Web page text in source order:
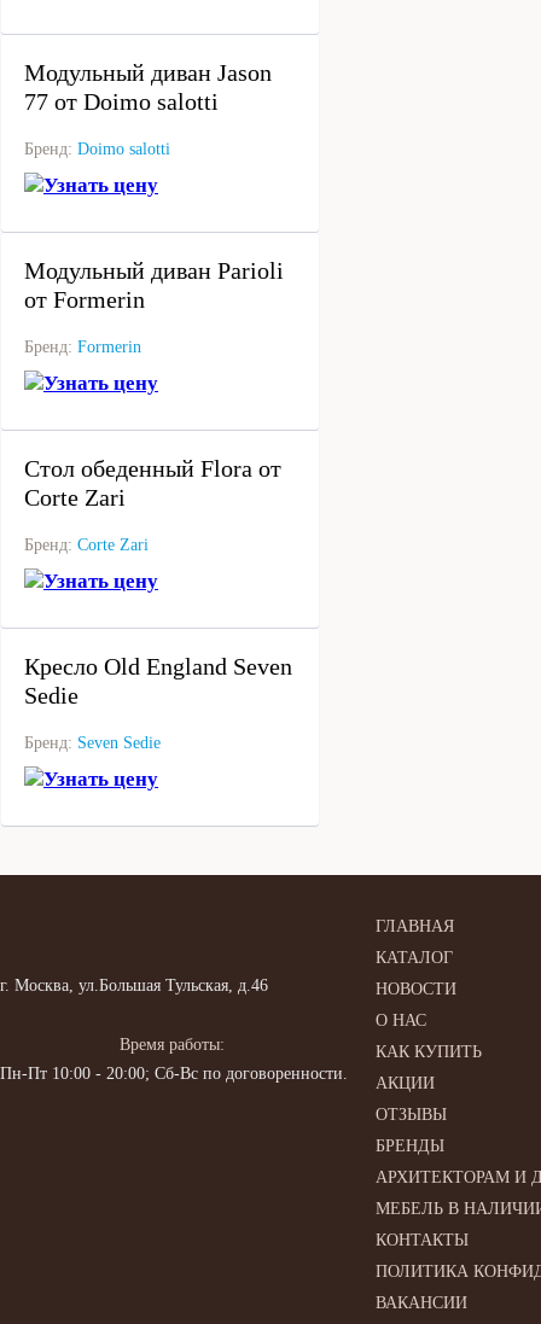
Модульный диван Jason
77 от Doimo salotti
Бренд: Doimo salotti
Узнать цену
Модульный диван Parioli
от Formerin
Бренд: Formerin
Узнать цену
Стол обеденный Flora от
Corte Zari
Бренд: Corte Zari
Узнать цену
Кресло Old England Seven
Sedie
Бренд: Seven Sedie
Узнать цену
г. Москва, ул.Большая Тульская, д.46
Время работы:
Пн-Пт 10:00 - 20:00; Сб-Вс по договоренности.
ГЛАВНАЯ
КАТАЛОГ
НОВОСТИ
О НАС
КАК КУПИТЬ
АКЦИИ
ОТЗЫВЫ
БРЕНДЫ
АРХИТЕКТОРАМ И
МЕБЕЛЬ В
КОНТАКТЫ
ПОЛИТИКА
ВАКАНСИИ